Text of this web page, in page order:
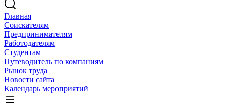
Главная
Соискателям
Предпринимателям
Работодателям
Студентам
Путеводитель по компаниям
Рынок труда
Новости сайта
Календарь мероприятий